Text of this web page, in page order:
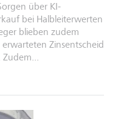
über KI-
bei Halbleiterwerten
blieben zudem
Zinsentscheid